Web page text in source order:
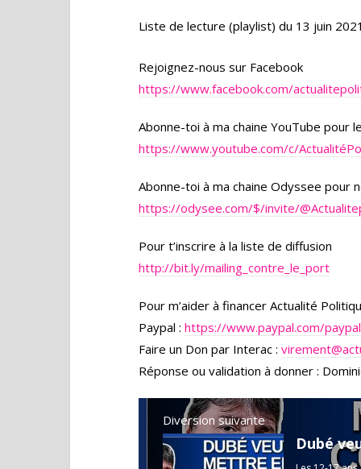
Liste de lecture (playlist) du 13 juin
Rejoignez-nous sur Facebook
https://www.facebook.com/
Abonne-toi à ma chaine YouTube pour
https://www.youtube.com/c/
Abonne-toi à ma chaine Odyssee pour
https://odysee.com/$/invite/
Pour t’inscrire à la liste de diffusion
http://bit.ly/mailing_contre_le_port
Pour m’aider à financer Actualité
Paypal : https://www.paypal.com/
Faire un Don par Interac :
Réponse ou validation à donner :
Diversion suivante